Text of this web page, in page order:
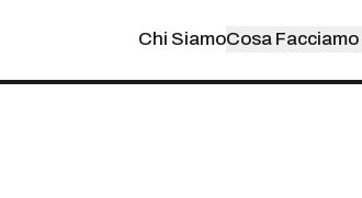
Chi SiamoCosa Facciamo